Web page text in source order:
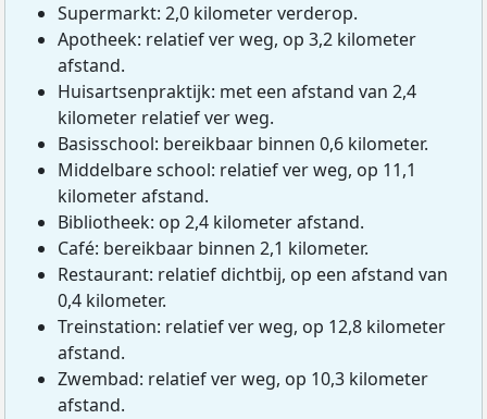
Supermarkt: 2,0 kilometer verderop.
Apotheek: relatief ver weg, op 3,2 kilometer
afstand.
Huisartsenpraktijk: met een afstand van 2,4
kilometer relatief ver weg.
Basisschool: bereikbaar binnen 0,6 kilometer.
Middelbare school: relatief ver weg, op 11,1
kilometer afstand.
Bibliotheek: op 2,4 kilometer afstand.
Café: bereikbaar binnen 2,1 kilometer.
Restaurant: relatief dichtbij, op een afstand van
0,4 kilometer.
Treinstation: relatief ver weg, op 12,8 kilometer
afstand.
Zwembad: relatief ver weg, op 10,3 kilometer
afstand.